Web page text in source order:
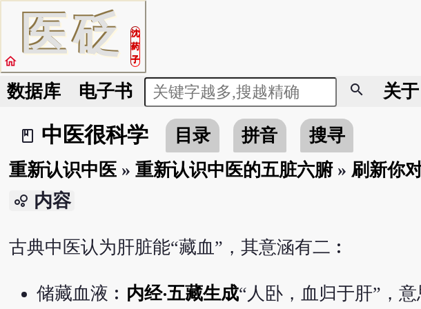
医砭
沈
药
子
home
数据库 电子书 search 关于
book_2
中医很科学 目录 拼音
搜寻
重新认识中医 » 重新认识中医的五脏六腑» 刷新你
bubble_chart 内容
古典中医认为肝脏能“藏血”，其意涵有二︰
储藏血液︰ 内经‧五藏生成“人卧，血归于肝”，